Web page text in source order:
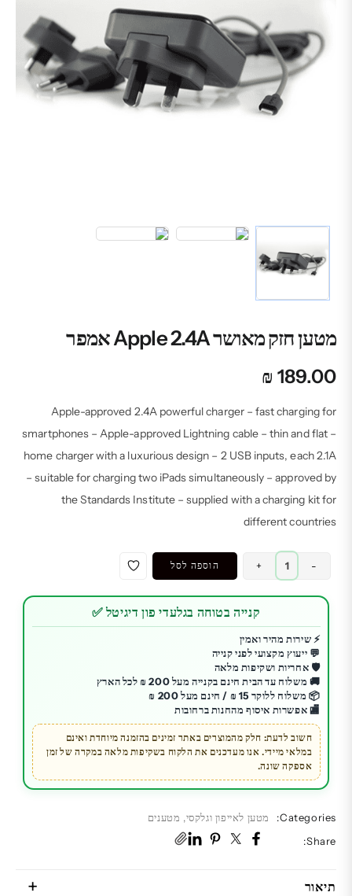
מטען חזק מאושר Apple 2.4A אמפר
₪ 189.00
Apple-approved 2.4A powerful charger – fast charging for
smartphones – Apple-approved Lightning cable – thin and flat –
home charger with a luxurious design – 2 USB inputs, each 2.1A
– suitable for charging two iPads simultaneously – approved by
the Standards Institute – supplied with a charging kit for
different countries
-
כמות
של
מטען
מאושר
Apple
2.4A
אמפר
+ הוספה לסל
קנייה בטוחה בגלעדי פון דיגיטל ✅
⚡ שירות מהיר ואמין
💬 ייעוץ מקצועי לפני קנייה
🛡️ אחריות ושקיפות מלאה
🚚 משלוח עד הבית חינם בקנייה מעל 200 ₪ לכל הארץ
📦 משלוח ללוקר 15 ₪ / חינם מעל 200 ₪
🏬 אפשרות איסוף מהחנות ברחובות
חשוב לדעת: חלק מהמוצרים באתר זמינים בהזמנה מיוחדת ואינם
במלאי מיידי. אנו מעדכנים את הלקוח בשקיפות מלאה במקרה של זמן
אספקה שונה.
Categories: מטען לאייפון וגלקסי, מטענים
Share:
תיאור